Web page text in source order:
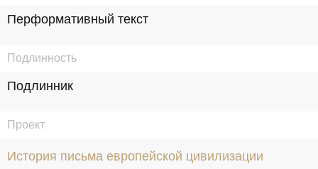
Перформативный текст
Подлинность
Подлинник
Проект
История письма европейской цивилизации